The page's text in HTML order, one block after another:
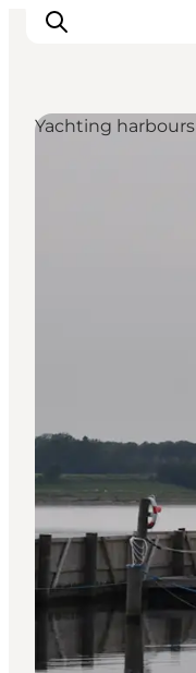
Yachting harbours